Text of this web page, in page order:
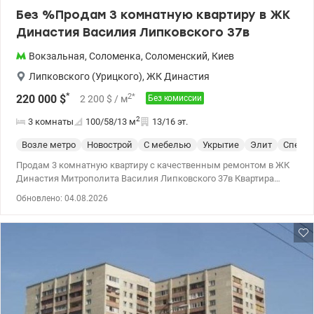
Без %Продам 3 комнатную квартиру в ЖК
Династия Василия Липковского 37в
Вокзальная, Соломенка, Соломенский, Киев
Липковского (Урицкого), ЖК Династия
220 000 $* 2 200 $ / м2* Без комиссии
3 комнаты 100/58/13 м2 13/16 эт.
Возле метро Новострой С мебелью Укрытие Элит
Продам 3 комнатную квартиру с качественным ремонтом в ЖК
Династия Митрополита Василия Липковского 37в Квартира
подогрев полов. На этаже всего 3 квартиры. Закрытая
территория комплекса с множеством магазинов, кафе, ресторан
Барсук, спортивная площадка, 2 детских садика. Рядом
множество школ, гимназия. 220 000 у.е Без комиссии. Светлана,
Обновлено: 04.08.2026